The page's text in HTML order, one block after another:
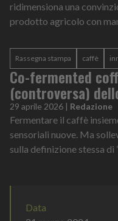
ridimensiona una
prodotto agricolo con
Rassegna stampa caffè
Co-fermented
(controversa)
29 aprile 2026 | Redazione
Fermentare il caffè
sensoriali nuove. Ma
sulla definizione stessa di
Data